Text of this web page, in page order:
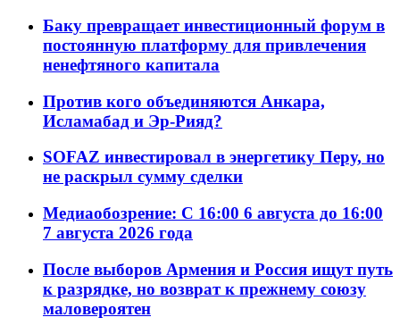
Баку превращает инвестиционный форум в
постоянную платформу для привлечения
ненефтяного капитала
Против кого объединяются Анкара,
Исламабад и Эр-Рияд?
SOFAZ инвестировал в энергетику Перу, но
не раскрыл сумму сделки
Медиаобозрение: С 16:00 6 августа до 16:00
7 августа 2026 года
После выборов Армения и Россия ищут путь
к разрядке, но возврат к прежнему союзу
маловероятен